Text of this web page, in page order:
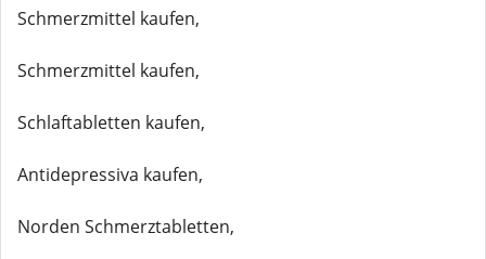
Schmerzmittel kaufen,
Schmerzmittel kaufen,
Schlaftabletten kaufen,
Antidepressiva kaufen,
Norden Schmerztabletten,